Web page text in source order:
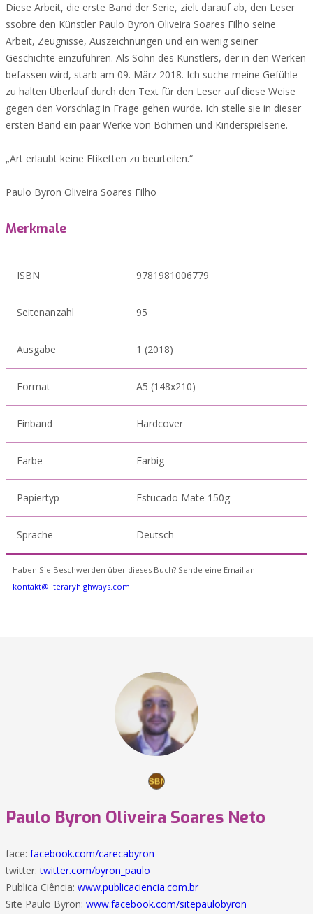
Diese Arbeit, die erste Band der Serie, zielt darauf ab, den Leser
ssobre den Künstler Paulo Byron Oliveira Soares Filho seine
Arbeit, Zeugnisse, Auszeichnungen und ein wenig seiner
Geschichte einzuführen. Als Sohn des Künstlers, der in den Werken
befassen wird, starb am 09. März 2018. Ich suche meine Gefühle
zu halten Überlauf durch den Text für den Leser auf diese Weise
gegen den Vorschlag in Frage gehen würde. Ich stelle sie in dieser
ersten Band ein paar Werke von Böhmen und Kinderspielserie.
„Art erlaubt keine Etiketten zu beurteilen.“
Paulo Byron Oliveira Soares Filho
Merkmale
ISBN 9781981006779
Seitenanzahl 95
Ausgabe 1 (2018)
Format A5 (148x210)
Einband Hardcover
Farbe Farbig
Papiertyp Estucado Mate 150g
Sprache Deutsch
Haben Sie Beschwerden über dieses Buch? Sende eine Email an
kontakt@literaryhighways.com
Paulo Byron Oliveira Soares Neto
face: facebook.com/carecabyron
twitter:twitter.com/byron_paulo
Publica Ciência: www.publicaciencia.com.br
Site Paulo Byron: www.facebook.com/sitepaulobyron